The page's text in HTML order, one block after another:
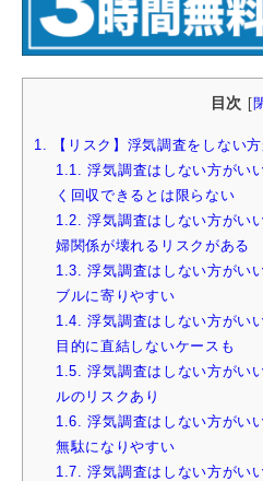
目次
1.
【リスク】浮気調査をしない
1.1.
浮気調査はしない方がい
く回収できるとは限らない
1.2.
浮気調査はしない方がい
婦関係が壊れるリスクがある
1.3.
浮気調査はしない方がい
ブルに寄りやすい
1.4.
浮気調査はしない方がい
目的に直結しないケースも
1.5.
浮気調査はしない方がい
ルのリスクあり
1.6.
浮気調査はしない方がい
無駄になりやすい
1.7.
浮気調査はしない方がい